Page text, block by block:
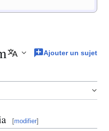
Ajouter des langues
Ajouter un sujet
[modifier]